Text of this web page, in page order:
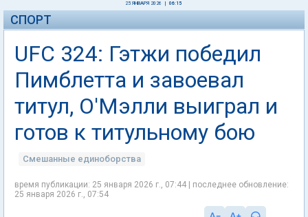
25 ЯНВАРЯ 2026 06:15
СПОРТ
UFC 324: Гэтжи победил
Пимблетта и завоевал
титул, О'Мэлли выиграл и
готов к титульному бою
Смешанные единоборства
время публикации: 25 января 2026 г., 07:44 | последнее обновление:
25 января 2026 г., 07:54